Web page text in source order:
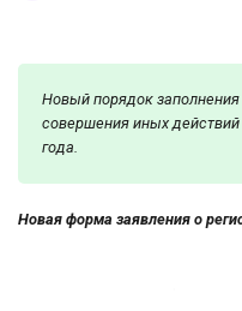
Новый порядок
совершения иных действий
года.
Новая форма заявления о